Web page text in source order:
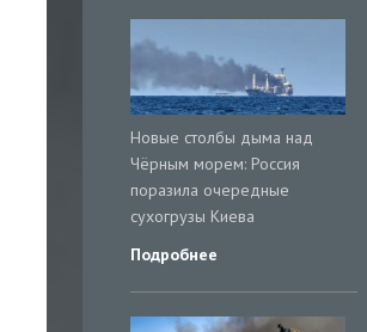
Новые столбы дыма над
Чёрным морем: Россия
поразила очередные
сухогрузы Киева
Подробнее